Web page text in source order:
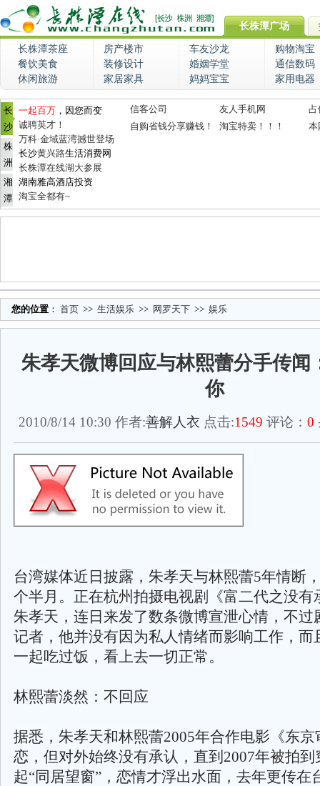
长株潭广场
长株潭茶座 房产楼市 车友沙龙
购物淘宝
餐饮美食
装修设计 婚姻学堂
通信数码
休闲旅游
家居家具 妈妈宝宝 家用电器
长
沙
株
洲
湘
潭
一起百万 ，因您而变
诚聘英才！
万科·金域蓝湾撼世登场
长沙黄兴路生活消费网
长株潭在线湖大参展
湖南雅高酒店投资
淘宝全都有~
信客公司 友人手机网
占
自购省钱分享赚钱！
淘宝特卖！！！ 本
您的位置 ： 首页 >> 生活娱乐 >> 网罗天下 >> 娱乐
朱孝天微博回应与林熙蕾分手传闻
你
2010/8/14 10:30 作者:善解人衣 点击:1549 评论： 0
台湾媒体近日披露，朱孝天与林熙蕾5年情断
个半月。正在杭州拍摄电视剧《富二代之没有
朱孝天，连日来发了数条微博宣泄心情，不过
记者，他并没有因为私人情绪而影响工作，而
一起吃过饭，看上去一切正常。
林熙蕾淡然：不回应
据悉，朱孝天和林熙蕾2005年合作电影《东京
恋，但对外始终没有承认，直到2007年被拍到
起“同居望窗”，恋情才浮出水面，去年更传在